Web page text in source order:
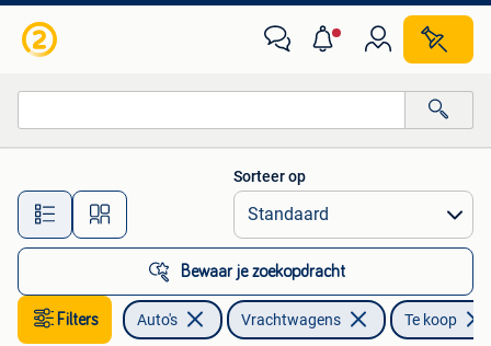
Alle afstanden…
Sorteer op
Bewaar je zoekopdracht
Filters Auto's Vrachtwagens Te koop